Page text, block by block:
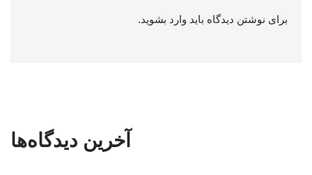
برای نوشتن دیدگاه باید وارد بشوید.
آخرین دیدگاه‌ها